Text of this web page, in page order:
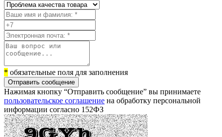
* обязательные поля для заполнения
Отправить сообщение
Нажимая кнопку “Отправить сообщение” вы принимаете
пользовательское соглашение на обработку персональной
информации согласно 152ФЗ